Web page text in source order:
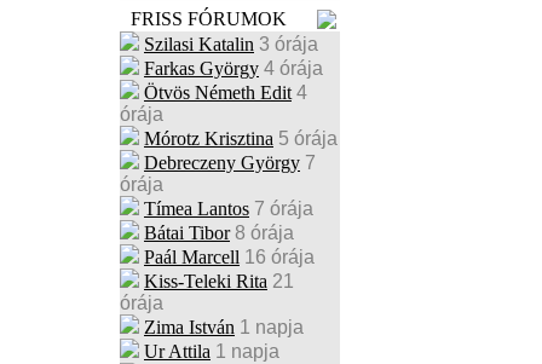
FRISS FÓRUMOK
Szilasi Katalin 3 órája
Farkas György 4 órája
Ötvös Németh Edit 4
órája
Mórotz Krisztina 5 órája
Debreczeny György 7
órája
Tímea Lantos 7 órája
Bátai Tibor 8 órája
Paál Marcell 16 órája
Kiss-Teleki Rita 21
órája
Zima István 1 napja
Ur Attila 1 napja